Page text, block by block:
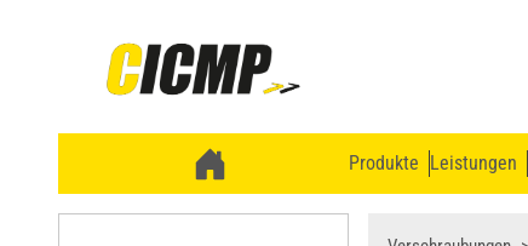
Produkte Leistungen